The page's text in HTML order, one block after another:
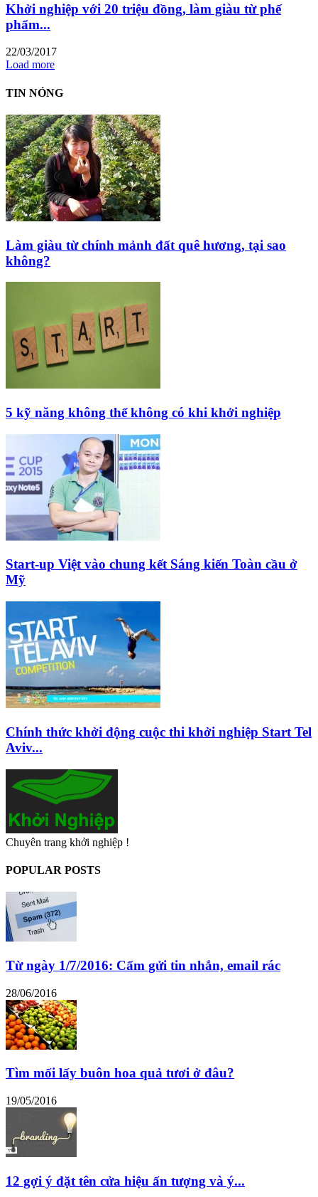
Khởi nghiệp với 20 triệu đồng, làm giàu từ phế
phẩm...
22/03/2017
Load more
TIN NÓNG
Làm giàu từ chính mảnh đất quê hương, tại sao
không?
5 kỹ năng không thể không có khi khởi nghiệp
Start-up Việt vào chung kết Sáng kiến Toàn cầu ở
Mỹ
Chính thức khởi động cuộc thi khởi nghiệp Start Tel
Aviv...
Chuyên trang khởi nghiệp !
POPULAR POSTS
Từ ngày 1/7/2016: Cấm gửi tin nhắn, email rác
28/06/2016
Tìm mối lấy buôn hoa quả tươi ở đâu?
19/05/2016
12 gợi ý đặt tên cửa hiệu ấn tượng và ý...